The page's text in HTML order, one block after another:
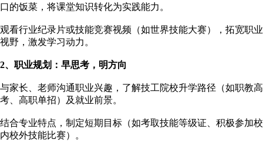
口的饭菜，将课堂知识转化为实践能力。
观看行业纪录片或技能竞赛视频（如世界技能大赛），拓宽职业
视野，激发学习动力。
2、 职业规划：早思考，明方向
与家长、老师沟通职业兴趣，了解技工院校升学路径（如职教高
考、高职单招）及就业前景。
结合专业特点，制定短期目标（如考取技能等级证、积极参加校
内校外技能比赛）。